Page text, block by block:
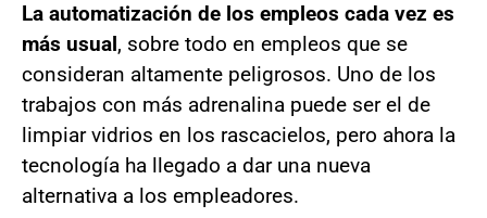
La automatización de los empleos cada vez es
más usual, sobre todo en empleos que se
consideran altamente peligrosos. Uno de los
trabajos con más adrenalina puede ser el de
limpiar vidrios en los rascacielos, pero ahora la
tecnología ha llegado a dar una nueva
alternativa a los empleadores.